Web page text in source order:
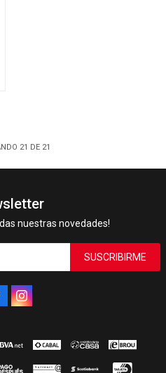
21 DE 21
nuestras novedades!
SUSCRIBIRME
